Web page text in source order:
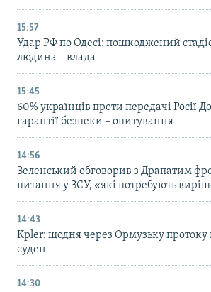
15:57
Удар РФ по Одесі: пошкоджений
людина – влада
15:45
60% українців проти передачі Росії
гарантії безпеки – опитування
14:56
Зеленський обговорив з Драпатим
питання у ЗСУ, «які потребують
14:43
Kpler: щодня через Ормузьку протоку
суден
14:30